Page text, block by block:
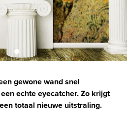
gewone wand snel
echte eyecatcher. Zo krijgt
totaal nieuwe uitstraling.